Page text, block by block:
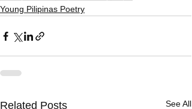
Young Pilipinas Poetry
Related Posts See All